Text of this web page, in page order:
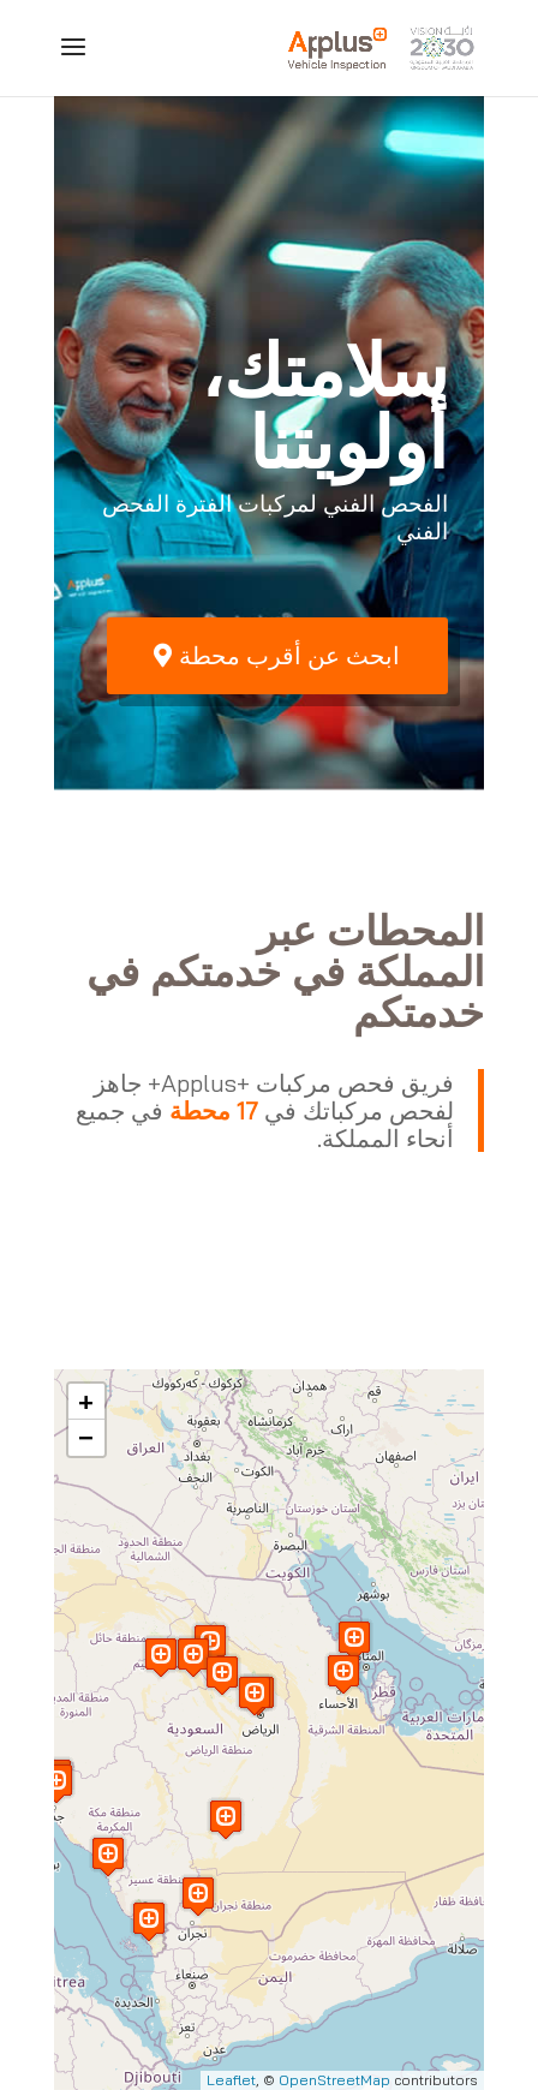
سلامتك،
أولويتنا
الفحص الفني لمركبات الفترة الفحص
الفني
ابحث عن أقرب محطة
المحطات عبر
المملكة في خدمتكم في
خدمتكم
فريق فحص مركبات +Applus+ جاهز
لفحص مركباتك في 17 محطة
في جميع
أنحاء المملكة.
+
−
Leaflet, © OpenStreetMap contributors